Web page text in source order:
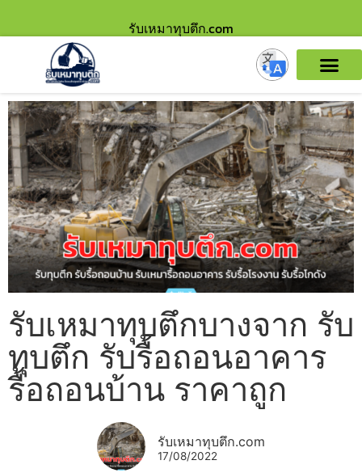
รับเหมาทุบตึก.com
รับเหมาทุบตึกบางจาก รับ
ทุบตึก รับรื้อถอนอาคาร
รื้อถอนบ้าน ราคาถูก
รับเหมาทุบตึก.com
17/08/2022